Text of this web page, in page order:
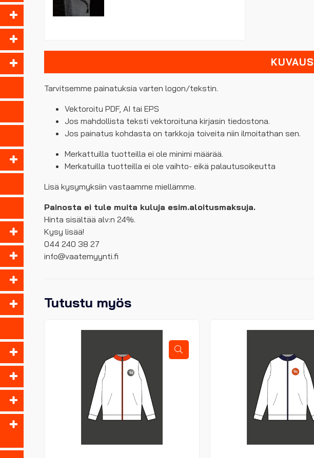
KUVAUS
Tarvitsemme painatuksia varten logon/tekstin.
Vektoroitu PDF, AI tai EPS
Jos mahdollista teksti vektoroituna kirjasin tiedostona.
Jos painatus kohdasta on tarkkoja toiveita niin ilmoitathan sen.
Merkattuilla tuotteilla ei ole minimi määrää.
Merkatuilla tuotteilla ei ole vaihto- eikä palautusoikeutta
Lisä kysymyksiin vastaamme miellämme.
Painosta ei tule muita kuluja esim.aloitusmaksuja.
Hinta sisältää alv:n 24%.
Kysy lisää!
044 240 38 27
info@vaatemyynti.fi
Tutustu myös